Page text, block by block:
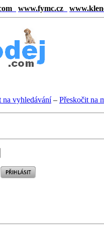
www.fymc.cz
na vyhledávání– Přeskočit na